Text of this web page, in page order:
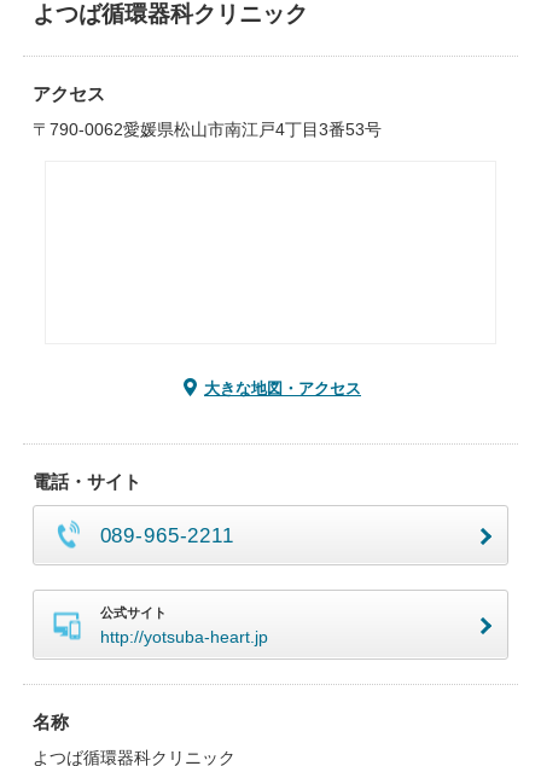
よつば循環器科クリニック
アクセス
〒790-0062愛媛県松山市南江戸4丁目3番53号
大きな地図・アクセス
電話・サイト
089-965-2211
公式サイト
http://yotsuba-heart.jp
名称
よつば循環器科クリニック